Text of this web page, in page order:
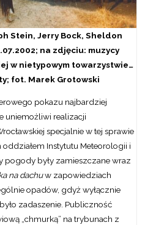
Stein, Jerry Bock, Sheldon
na zdjęciu: muzycy
w nietypowym towarzystwie…
fot. Marek Grotowski
pokazu najbardziej
uniemożliwi realizacji
specjalnie w tej sprawie
oddziałem Instytutu Meteorologii i
pogody były zamieszczane wraz
na dachuw zapowiedziach
opadów, gdyż wyłącznie
zadaszenie. Publiczność
„chmurką” na trybunach z